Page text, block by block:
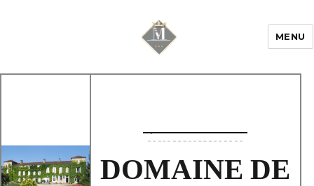
MENU
DOMAINE DE